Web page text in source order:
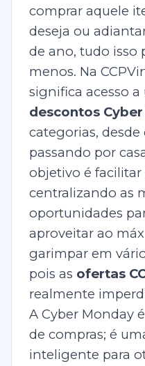
comprar aquele
deseja ou
de ano, tudo isso
menos. Na
significa acesso
descontos
categorias,
passando por
objetivo é facilitar
centralizando as
oportunidades
aproveitar ao
garimpar em
pois as ofertas
realmente
A Cyber Monday
de compras; é
inteligente para